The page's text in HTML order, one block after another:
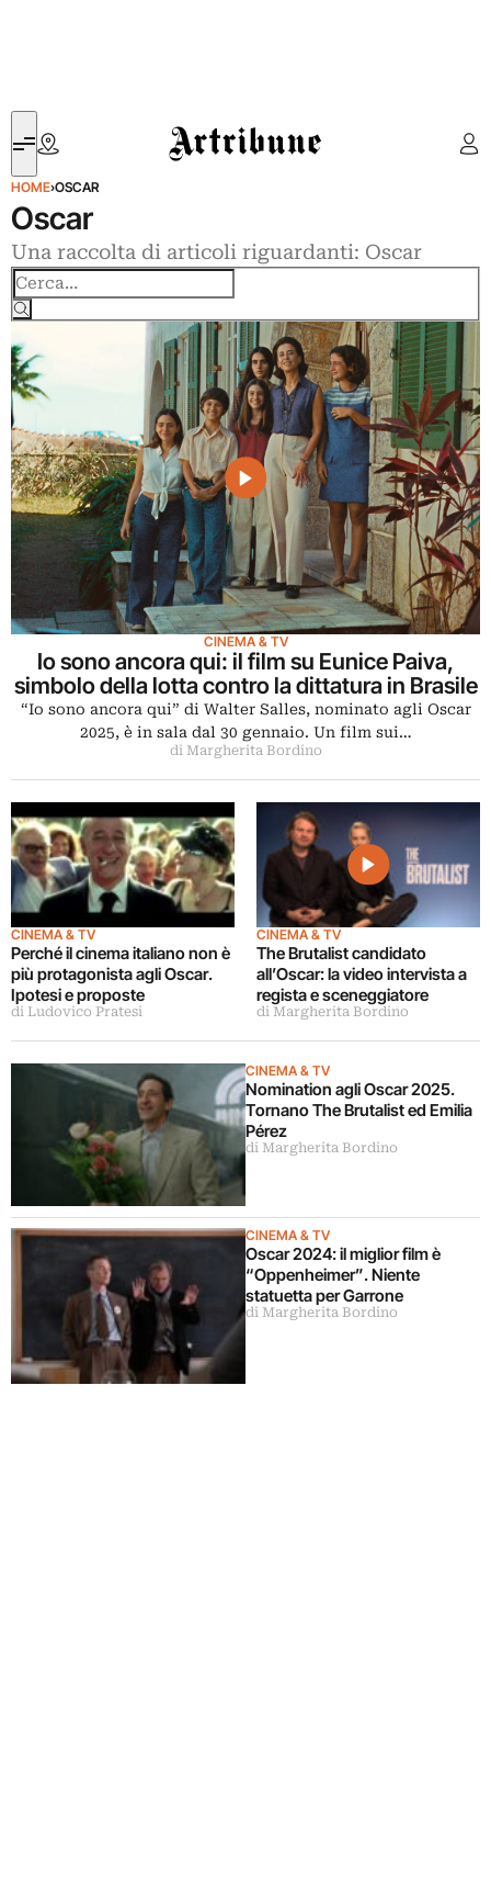
Artribune
HOME›OSCAR
Oscar
Una raccolta di articoli riguardanti: Oscar
CINEMA & TV
Io sono ancora qui: il film su Eunice Paiva,
simbolo della lotta contro la dittatura in Brasile
“Io sono ancora qui” di Walter Salles, nominato agli Oscar
2025, è in sala dal 30 gennaio. Un film sui…
di Margherita Bordino
CINEMA & TV
Perché il cinema italiano non è
più protagonista agli Oscar.
Ipotesi e proposte
di Ludovico Pratesi
CINEMA & TV
The Brutalist candidato
all’Oscar: la video intervista a
regista e sceneggiatore
di Margherita Bordino
CINEMA & TV
Nomination agli Oscar 2025.
Tornano The Brutalist ed Emilia
Pérez
di Margherita Bordino
CINEMA & TV
Oscar 2024: il miglior film è
“Oppenheimer”. Niente
statuetta per Garrone
di Margherita Bordino